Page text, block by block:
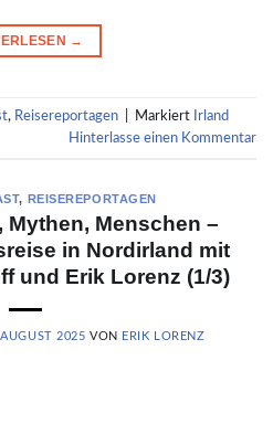
→
, Reisereportagen Markiert
Irland
Hinterlasse einen Kommentar
, REISEREPORTAGEN
Mythen, Menschen –
in Nordirland mit
und Erik Lorenz (1/3)
2025 VON ERIK LORENZ